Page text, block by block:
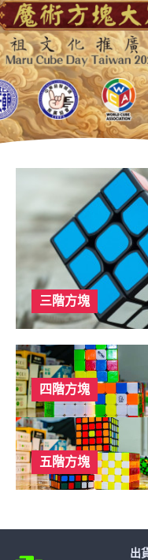
三階方塊
四階方塊
五階方塊
出